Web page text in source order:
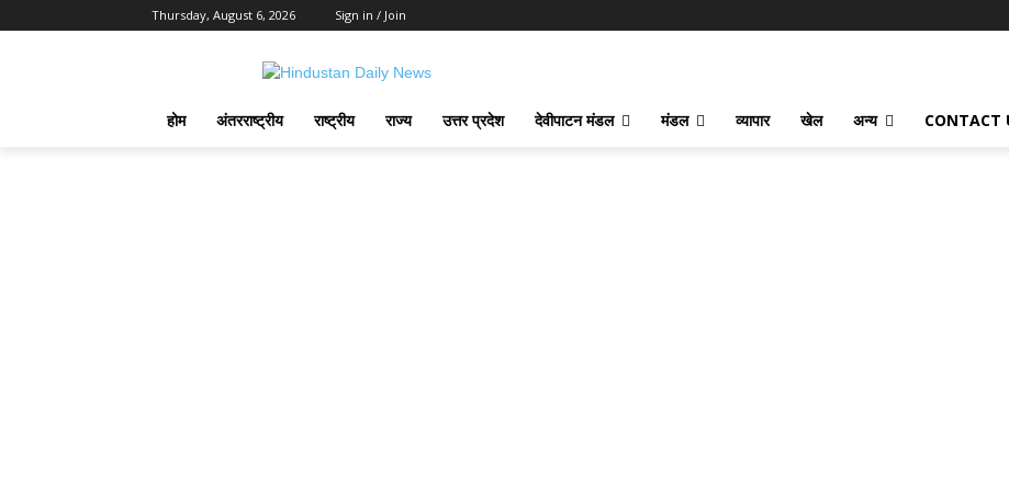
Thursday, August 6, 2026 Sign in / Join
होम अंतरराष्ट्रीय राष्ट्रीय राज्य उत्तर प्रदेश देवीपाटन मंडल मंडल व्यापार खेल अन्य CONTACT